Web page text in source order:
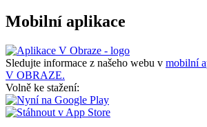
Mobilní aplikace
Sledujte informace z našeho webu v mobilní
V OBRAZE.
Volně ke stažení: